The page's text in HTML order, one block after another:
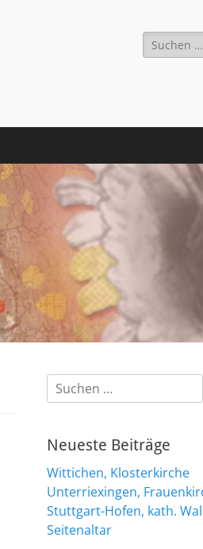
Suchen
nach:
Suchen
nach:
Neueste Beiträge
Wittichen, Klosterkirche
Unterriexingen,
Stuttgart-Hofen, kath.
Seitenaltar